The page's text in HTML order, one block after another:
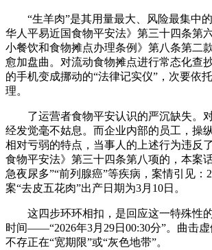
“生羊肉”是其用量最大、风险最集中的
华人平易近国食物平安法》第三十四条第
小餐饮和食物摊点办理条例》第八条第二
愈加盘曲。对流动食物摊点进行常态化查
的手机变成挪动的“法律记实仪”，次要依
理。
了运营者食物平安认识的严沉缺失。
经发觉毫不姑息。而企业内部的员工，操
相对亏弱的特点，当事人的上述行为违反
食物平安法》第三十四条第八项的，本案
急夜尿多”“前列腺癌”等疾病，案情引见：
案“去皮五花肉”出产日期为3月10日。
这四步环环相扣，是回应这一特殊性
时间——“2026年3月29日00:30分”。曲击虚
不存正在“宽期限”或“灰色地带”。